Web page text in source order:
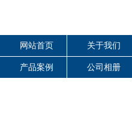
网站首页 关于我们
产品案例 公司相册